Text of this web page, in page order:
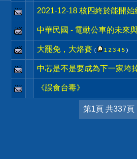
2021-12-18 核四終於能開始
中華民國 - 電動公車的未來
大罷免，大烙賽 ( 1 2 3 4 5 )
中芯是不是要成為下一家垮
《誤食台毒》
第1頁 共337頁